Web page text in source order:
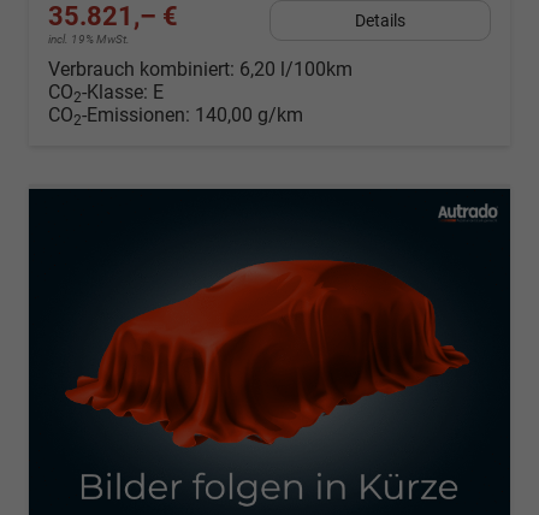
35.821,– €
incl. 19% MwSt.
Details
Verbrauch kombiniert: 6,20 l/100km
CO2-Klasse: E
CO2-Emissionen: 140,00 g/km